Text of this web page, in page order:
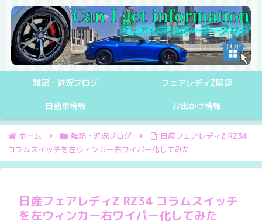
雑記・近況ブログ フェアレディZ関連
自動車情報 お出かけ情報
ホーム 雑記・近況ブログ
日産フェアレディZ RZ34
コラムスイッチを左ウィンカー右ワイパー化してみた
日産フェアレディZ RZ34 コラムスイッチ
を左ウィンカー右ワイパー化してみた